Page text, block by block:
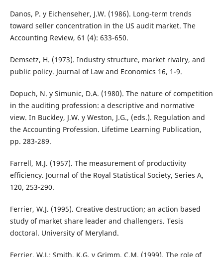
Danos, P. y Eichenseher, J.W. (1986). Long-term trends
toward seller concentration in the US audit market. The
Accounting Review, 61 (4): 633-650.
Demsetz, H. (1973). Industry structure, market rivalry, and
public policy. Journal of Law and Economics 16, 1-9.
Dopuch, N. y Simunic, D.A. (1980). The nature of competition
in the auditing profession: a descriptive and normative
view. In Buckley, J.W. y Weston, J.G., (eds.). Regulation and
the Accounting Profession. Lifetime Learning Publication,
pp. 283-289.
Farrell, M.J. (1957). The measurement of productivity
efficiency. Journal of the Royal Statistical Society, Series A,
120, 253-290.
Ferrier, W.J. (1995). Creative destruction; an action based
study of market share leader and challengers. Tesis
doctoral. University of Meryland.
Ferrier, W.J.; Smith, K.G. y Grimm, C.M. (1999). The role of